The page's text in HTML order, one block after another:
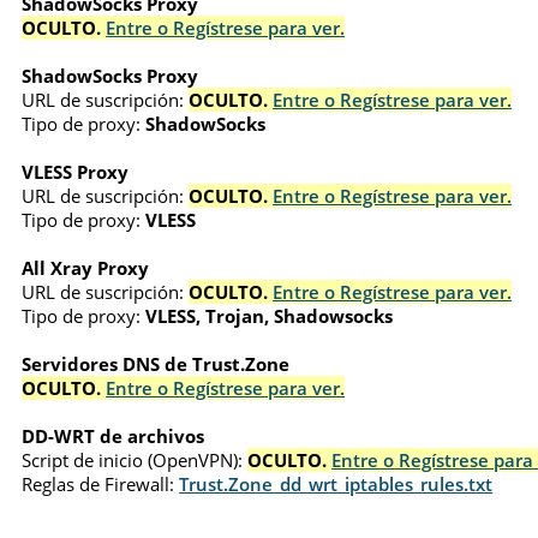
OCULTO. Entre o Regístrese para ver.
ShadowSocks Proxy
URL de suscripción: OCULTO. Entre o Regístrese para ver.
Tipo de proxy: ShadowSocks
VLESS Proxy
URL de suscripción: OCULTO. Entre o Regístrese para ver.
Tipo de proxy: VLESS
All Xray Proxy
URL de suscripción: OCULTO. Entre o Regístrese para ver.
Tipo de proxy: VLESS, Trojan, Shadowsocks
Servidores DNS de Trust.Zone
OCULTO. Entre o Regístrese para ver.
DD-WRT de archivos
Script de inicio (OpenVPN): OCULTO. Entre o Regístrese
Reglas de Firewall: Trust.Zone_dd_wrt_iptables_rules.txt